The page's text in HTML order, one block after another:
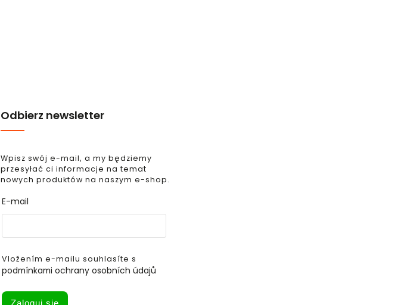
Odbierz newsletter
Wpisz swój e-mail, a my będziemy
przesyłać ci informacje na temat
nowych produktów na naszym e-shop.
E-mail
Vložením e-mailu souhlasíte s
podmínkami ochrany osobních údajů